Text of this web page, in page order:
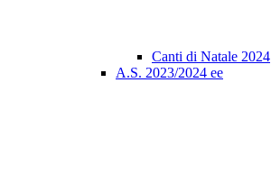
Canti di Natale 2024
A.S. 2023/2024 ee